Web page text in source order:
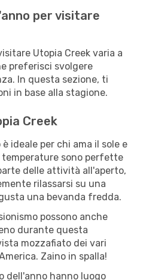
per visitare
Utopia Creek varia a
preferisci svolgere
In questa sezione, ti
in base alla stagione.
Creek
ideale per chi ama il sole e
temperature sono perfette
delle attività all'aperto,
rilassarsi su una
una bevanda fredda.
possono anche
durante questa
mozzafiato dei vari
Zaino in spalla!
dell'anno hanno luogo